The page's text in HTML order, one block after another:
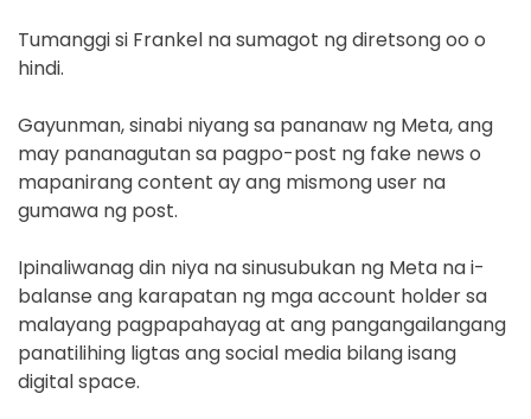
Tumanggi si Frankel na sumagot ng diretsong oo o
hindi.
Gayunman, sinabi niyang sa pananaw ng Meta, ang
may pananagutan sa pagpo-post ng fake news o
mapanirang content ay ang mismong user na
gumawa ng post.
Ipinaliwanag din niya na sinusubukan ng Meta na i-
balanse ang karapatan ng mga account holder sa
malayang pagpapahayag at ang pangangailangang
panatilihing ligtas ang social media bilang isang
digital space.